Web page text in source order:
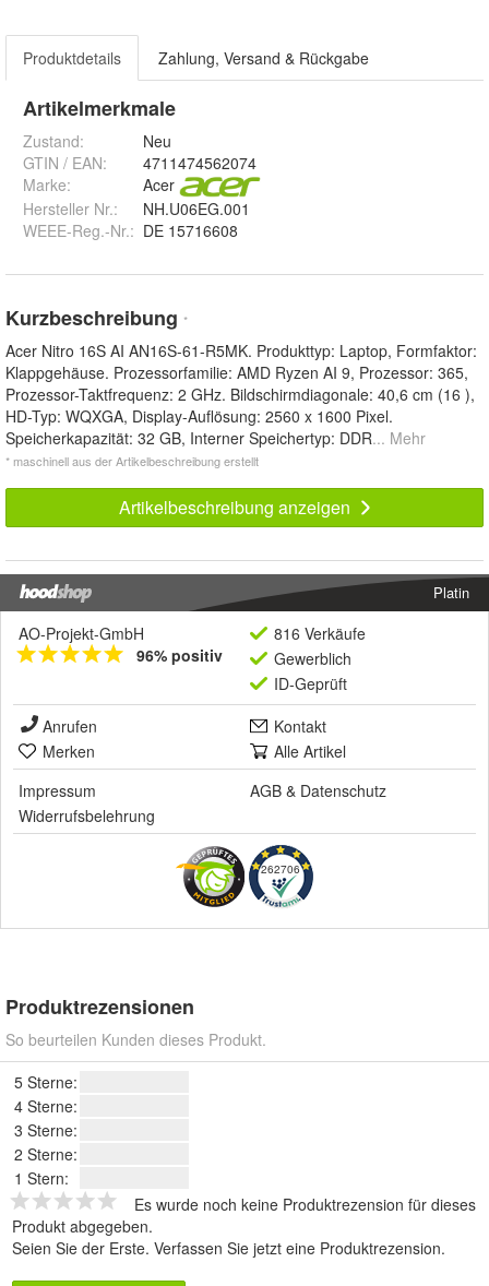
Produktdetails Zahlung, Versand & Rückgabe
Artikelmerkmale
Zustand:
Neu
GTIN / EAN:
4711474562074
Marke:
Acer
Hersteller Nr.:
NH.U06EG.001
WEEE-Reg.-Nr.: DE 15716608
Kurzbeschreibung *
Acer Nitro 16S AI AN16S-61-R5MK. Produkttyp: Laptop, Formfaktor:
Klappgehäuse. Prozessorfamilie: AMD Ryzen AI 9, Prozessor: 365,
Prozessor-Taktfrequenz: 2 GHz. Bildschirmdiagonale: 40,6 cm (16 ),
HD-Typ: WQXGA, Display-Auflösung: 2560 x 1600 Pixel.
Speicherkapazität: 32 GB, Interner Speichertyp: DDR... Mehr
* maschinell aus der Artikelbeschreibung erstellt
Artikelbeschreibung anzeigen
Platin
AO-Projekt-GmbH
96% positiv
816 Verkäufe
Gewerblich
ID-Geprüft
Anrufen
Kontakt
Merken
Alle Artikel
Impressum
AGB & Datenschutz
Widerrufsbelehrung
262706
Produktrezensionen
So beurteilen Kunden dieses Produkt.
5 Sterne:
4 Sterne:
3 Sterne:
2 Sterne:
1 Stern:
Es wurde noch keine Produktrezension für dieses
Produkt abgegeben.
Seien Sie der Erste. Verfassen Sie jetzt eine Produktrezension.